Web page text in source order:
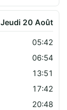
Jeudi 20 Août
05:42
06:54
13:51
17:42
20:48